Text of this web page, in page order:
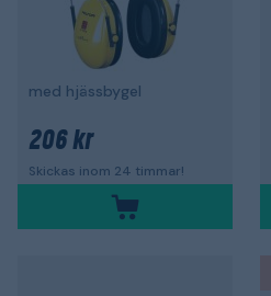
med hjässbygel
206 kr
Skickas inom 24 timmar!